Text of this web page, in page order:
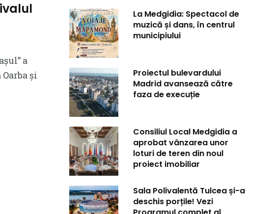
a
și
La Medgidia: Spectacol de
muzică și dans, în centrul
municipiului
Proiectul bulevardului
Madrid avansează către
faza de execuție
Consiliul Local Medgidia a
aprobat vânzarea unor
loturi de teren din noul
proiect imobiliar
Sala Polivalentă Tulcea și-a
deschis porțile! Vezi